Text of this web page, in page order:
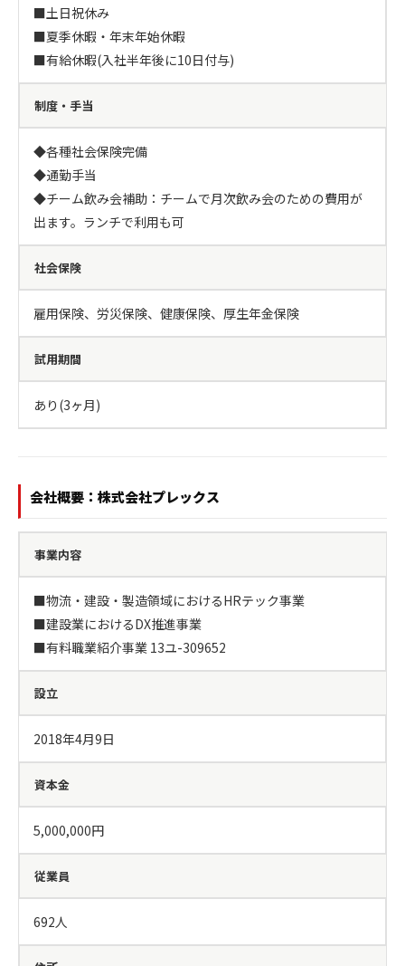
■土日祝休み
■夏季休暇・年末年始休暇
■有給休暇(入社半年後に10日付与)
制度・手当
◆各種社会保険完備
◆通勤手当
◆チーム飲み会補助：チームで月次飲み会のための費用が
出ます。ランチで利用も可
社会保険
雇用保険、労災保険、健康保険、厚生年金保険
試用期間
あり(3ヶ月)
会社概要：株式会社プレックス
事業内容
■物流・建設・製造領域におけるHRテック事業
■建設業におけるDX推進事業
■有料職業紹介事業 13ユ-309652
設立
2018年4月9日
資本金
5,000,000円
従業員
692人